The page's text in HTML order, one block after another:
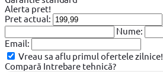
Alerta pret!
Pret actual:
Nume:
Email:
Vreau sa aflu primul ofertele zilnice!
Compară Intrebare tehnică?